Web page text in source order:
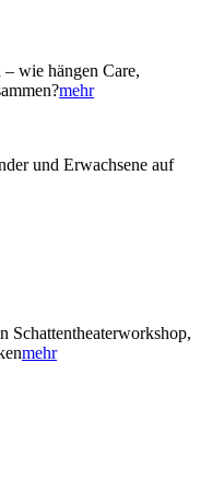
wie hängen Care,
mehr
und Erwachsene auf
Schattentheaterworkshop,
mehr